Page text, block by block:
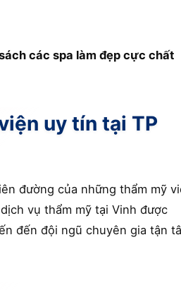
các spa làm đẹp cực chất
uy tín tại TP
đường của những thẩm mỹ
vụ thẩm mỹ tại Vinh được
đến đội ngũ chuyên gia tận